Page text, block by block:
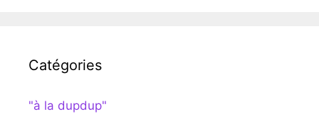
Catégories
"à la dupdup"